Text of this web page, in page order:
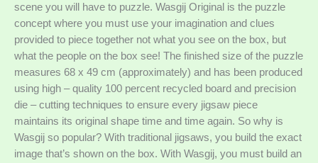
scene you will have to puzzle. Wasgij Original is the puzzle
concept where you must use your imagination and clues
provided to piece together not what you see on the box, but
what the people on the box see! The finished size of the puzzle
measures 68 x 49 cm (approximately) and has been produced
using high – quality 100 percent recycled board and precision
die – cutting techniques to ensure every jigsaw piece
maintains its original shape time and time again. So why is
Wasgij so popular? With traditional jigsaws, you build the exact
image that’s shown on the box. With Wasgij, you must build an